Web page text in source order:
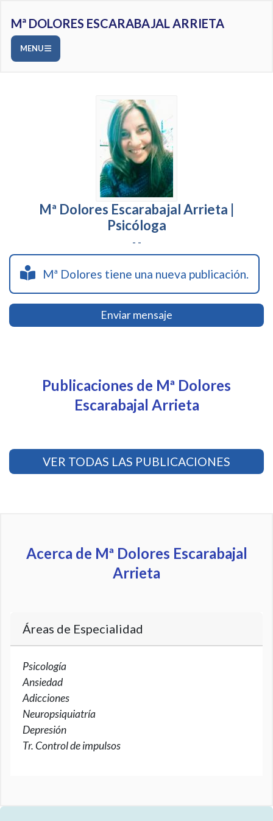
Mª DOLORES ESCARABAJAL ARRIETA
MENU
Mª Dolores Escarabajal Arrieta |
Psicóloga
- -
Mª Dolores tiene una nueva publicación.
Enviar mensaje
Publicaciones de Mª Dolores
Escarabajal Arrieta
VER TODAS LAS PUBLICACIONES
Acerca de Mª Dolores Escarabajal
Arrieta
Áreas de Especialidad
Psicología
Ansiedad
Adicciones
Neuropsiquiatría
Depresión
Tr. Control de impulsos